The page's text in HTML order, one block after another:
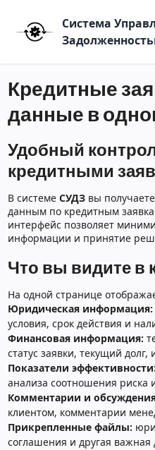
Система
Кредитные
данные в
Удобный
кредитными
В системе СУДЗвы
данным по кредитным
интерфейс позволяет
информации и принятие
Что вы видите в
На одной странице
Юридическая информация:
условия, срок действия и
Финансовая информация:
статус заявки, текущий
Показатели эффективности:
анализа соотношения риска
Комментарии и
клиентом, комментарии
Прикрепленные файлы:
соглашения и другая важная